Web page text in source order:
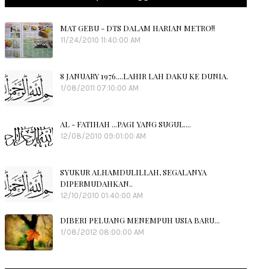
MAT GEBU - DTS DALAM HARIAN METRO!!
11/24/2010 11:40:00 AM
8 JANUARY 1976....LAHIR LAH DAKU KE DUNIA.
1/08/2011 07:10:00 AM
AL - FATIHAH ...PAGI YANG SUGUL....
12/08/2010 09:01:00 AM
SYUKUR ALHAMDULILLAH, SEGALANYA
DIPERMUDAHKAN..
12/10/2010 01:40:00 AM
DIBERI PELUANG MENEMPUH USIA BARU...
1/08/2012 08:00:00 AM